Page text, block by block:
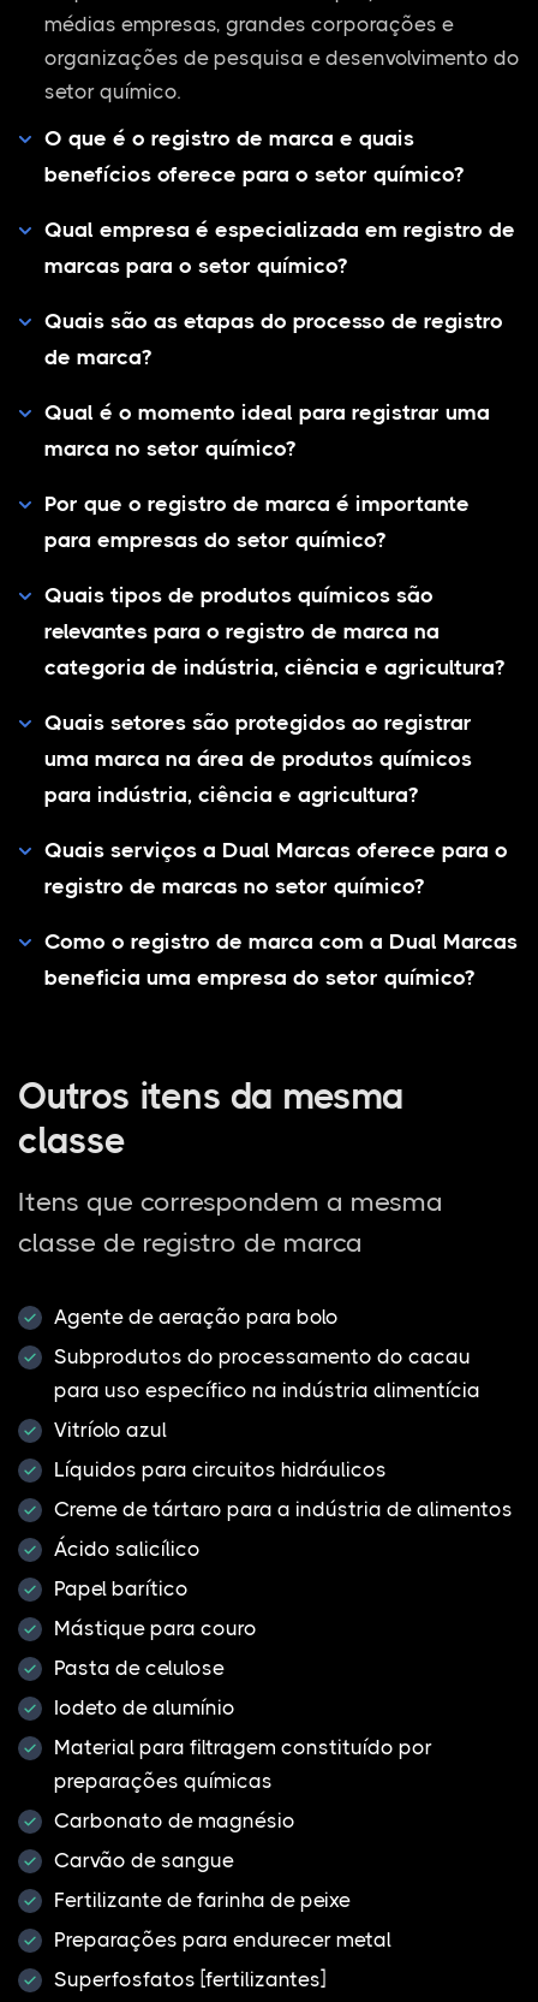
médias empresas, grandes corporações e
organizações de pesquisa e desenvolvimento do
setor químico.
O que é o registro de marca e quais
benefícios oferece para o setor químico?
Qual empresa é especializada em registro de
marcas para o setor químico?
Quais são as etapas do processo de registro
de marca?
Qual é o momento ideal para registrar uma
marca no setor químico?
Por que o registro de marca é importante
para empresas do setor químico?
Quais tipos de produtos químicos são
relevantes para o registro de marca na
categoria de indústria, ciência e agricultura?
Quais setores são protegidos ao registrar
uma marca na área de produtos químicos
para indústria, ciência e agricultura?
Quais serviços a Dual Marcas oferece para o
registro de marcas no setor químico?
Como o registro de marca com a Dual Marcas
beneficia uma empresa do setor químico?
Outros itens da mesma
classe
Itens que correspondem a mesma
classe de registro de marca
Agente de aeração para bolo
Subprodutos do processamento do cacau
para uso específico na indústria alimentícia
Vitríolo azul
Líquidos para circuitos hidráulicos
Creme de tártaro para a indústria de alimentos
Ácido salicílico
Papel barítico
Mástique para couro
Pasta de celulose
Iodeto de alumínio
Material para filtragem constituído por
preparações químicas
Carbonato de magnésio
Carvão de sangue
Fertilizante de farinha de peixe
Preparações para endurecer metal
Superfosfatos [fertilizantes]